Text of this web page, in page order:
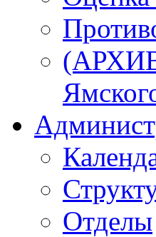
Отделы